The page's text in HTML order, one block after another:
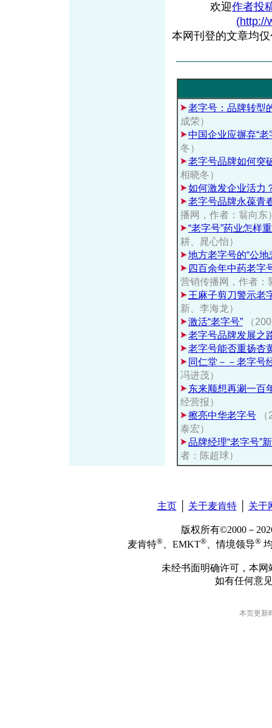
欢迎作者投
(http://
本网刊登的文章均
老字号：品牌转型
成荣）
中国企业应摒弃“老
冬）
老字号品牌如何突
相晓冬）
如何激发企业活力
老字号品牌永葆青
播网，作者：翁向东
“老字号”药业怎样
耕、晁心怡）
地方老字号的“公地
四百余年中药老字
营销传播网，作者：
王麻子剪刀警示老
新、李海龙）
激活“老字号”
（
老字号品牌发展之
老字号能否重扬杏
同仁堂－－老字号
冯进茂）
东来顺想再涮一百
经营报）
擦亮中华老字号
泰宏）
品牌经理“老字号”
者：陈超球）
主页│ 关于麦肯特│ 关于
版权所有©2000－
麦肯特® 、EMKT® 、情境领导®
未经书面明确许可，本
如有任何意
本页更新